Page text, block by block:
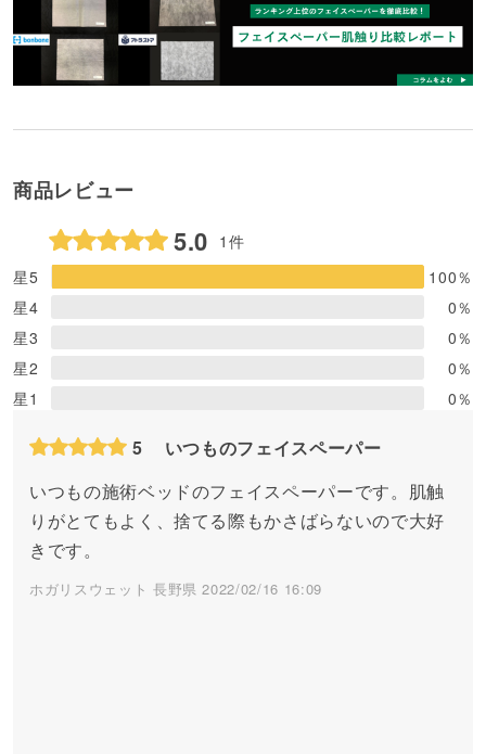
商品レビュー
5.0 1件
星5
100％
星4
0％
星3
0％
星2
0％
星1
0％
5
いつものフェイスペーパー
いつもの施術ベッドのフェイスペーパーです。肌触
りがとてもよく、捨てる際もかさばらないので大好
きです。
ホガリスウェット 長野県 2022/02/16 16:09